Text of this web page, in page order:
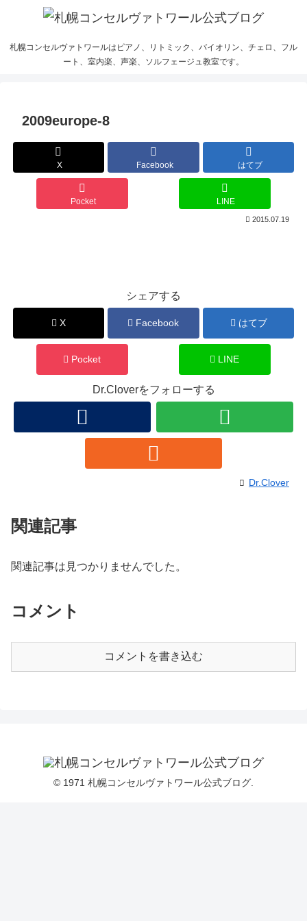
札幌コンセルヴァトワールはピアノ、リトミック、バイオリン、チェロ、フル
ート、室内楽、声楽、ソルフェージュ教室です。
2009europe-8
X Facebook はてブ
Pocket LINE
2015.07.19
シェアする
X Facebook はてブ
Pocket LINE
Dr.Cloverをフォローする
Dr.Clover
関連記事
関連記事は見つかりませんでした。
コメント
コメントを書き込む
© 1971 札幌コンセルヴァトワール公式ブログ.